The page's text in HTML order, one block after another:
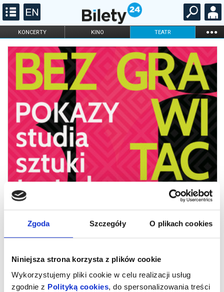
Zgoda Szczegóły O plikach cookies
Niniejsza strona korzysta z plików cookie
Wykorzystujemy pliki cookie w celu realizacji usług
zgodnie z Polityką cookies, do spersonalizowania treści
KONCERTY KINO TEATR ...
FILHARMONIA OPERA I BALET
STAND-UP
DLA DZIECI
ONLINE KARNETY